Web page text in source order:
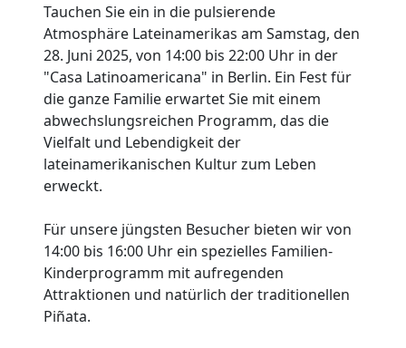
Tauchen Sie ein in die pulsierende
Atmosphäre Lateinamerikas am Samstag, den
28. Juni 2025, von 14:00 bis 22:00 Uhr in der
"Casa Latinoamericana" in Berlin. Ein Fest für
die ganze Familie erwartet Sie mit einem
abwechslungsreichen Programm, das die
Vielfalt und Lebendigkeit der
lateinamerikanischen Kultur zum Leben
erweckt.
Für unsere jüngsten Besucher bieten wir von
14:00 bis 16:00 Uhr ein spezielles Familien-
Kinderprogramm mit aufregenden
Attraktionen und natürlich der traditionellen
Piñata.